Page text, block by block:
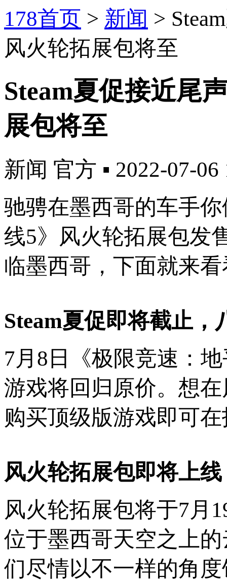
178首页 > 新闻 >
风火轮拓展包将至
Steam夏促接近尾
展包将至
新闻 官方 ▪ 2022-07-06
驰骋在墨西哥的车手
线5》风火轮拓展包发
临墨西哥，下面就来
Steam夏促即将截止，
7月8日《极限竞速：
游戏将回归原价。想
购买顶级版游戏即可
风火轮拓展包即将上
风火轮拓展包将于7
位于墨西哥天空之上
们尽情以不一样的角